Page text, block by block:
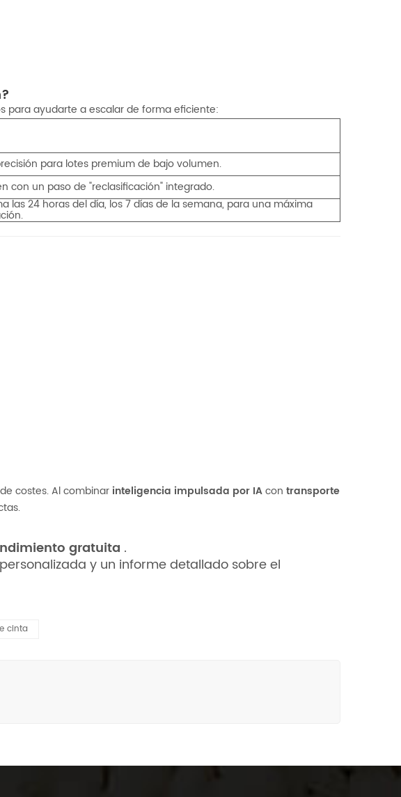
para ayudarte a escalar de forma eficiente:
para lotes premium de bajo volumen.
con un paso de "reclasificación" integrado.
las 24 horas del día, los 7 días de la semana, para una máxima
costes. Al combinar inteligencia impulsada por IAcon transporte
gratuita .
y un informe detallado sobre el
cinta